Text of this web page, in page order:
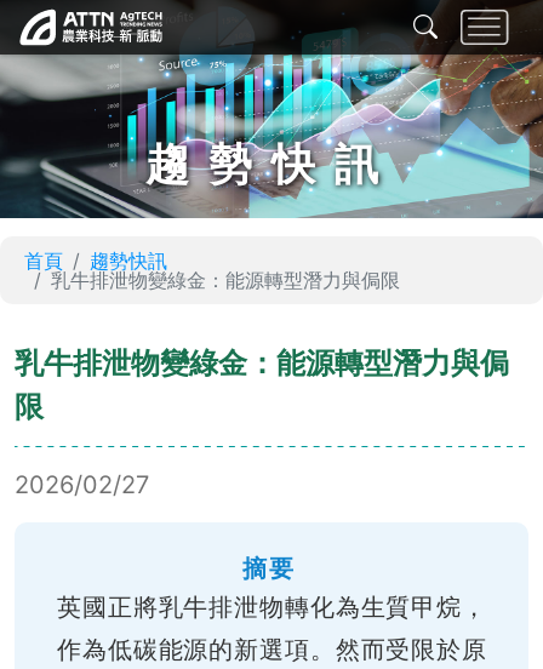
趨勢快訊
首頁
趨勢快訊
乳牛排泄物變綠金：能源轉型潛力與侷限
乳牛排泄物變綠金：能源轉型潛力與侷
限
2026/02/27
摘要
英國正將乳牛排泄物轉化為生質甲烷，
作為低碳能源的新選項。然而受限於原